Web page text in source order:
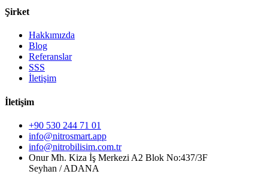
Şirket
Hakkımızda
Blog
Referanslar
SSS
İletişim
İletişim
+90 530 244 71 01
info@nitrosmart.app
info@nitrobilisim.com.tr
Onur Mh. Kiza İş Merkezi A2 Blok No:437/3F
Seyhan / ADANA